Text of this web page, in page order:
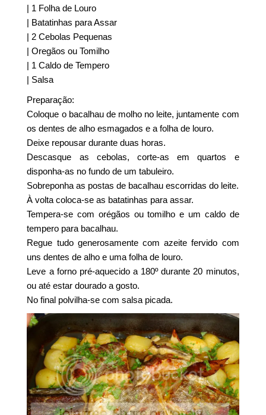
| 1 Folha de Louro
| Batatinhas para Assar
| 2 Cebolas Pequenas
| Oregãos ou Tomilho
| 1 Caldo de Tempero
| Salsa
Preparação:
Coloque o bacalhau de molho no leite, juntamente com
os dentes de alho esmagados e a folha de louro.
Deixe repousar durante duas horas.
Descasque as cebolas, corte-as em quartos e
disponha-as no fundo de um tabuleiro.
Sobreponha as postas de bacalhau escorridas do leite.
À volta coloca-se as batatinhas para assar.
Tempera-se com orégãos ou tomilho e um caldo de
tempero para bacalhau.
Regue tudo generosamente com azeite fervido com
uns dentes de alho e uma folha de louro.
Leve a forno pré-aquecido a 180º durante 20 minutos,
ou até estar dourado a gosto.
No final polvilha-se com salsa picada.